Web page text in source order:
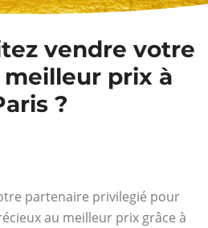
vendre votre
prix à
?
partenaire privilegié pour
au meilleur prix grâce à